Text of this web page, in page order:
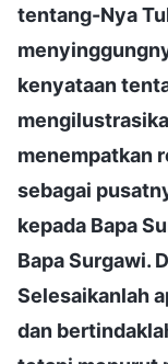
tentang-Nya
kenyataan
menempatkan
sebagai
kepada Bapa
Bapa Surgawi.
Selesaikanlah
dan